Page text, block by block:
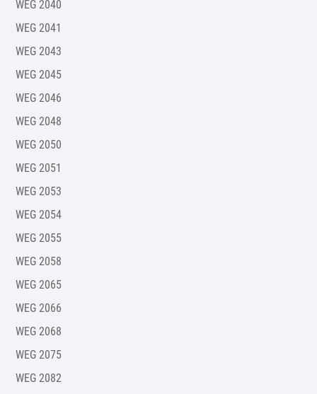
WEG 2040
WEG 2041
WEG 2043
WEG 2045
WEG 2046
WEG 2048
WEG 2050
WEG 2051
WEG 2053
WEG 2054
WEG 2055
WEG 2058
WEG 2065
WEG 2066
WEG 2068
WEG 2075
WEG 2082